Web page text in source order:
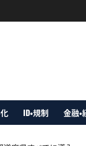
ID・規制 金融